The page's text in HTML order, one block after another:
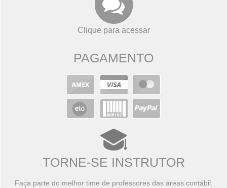
Clique para acessar
PAGAMENTO
TORNE-SE INSTRUTOR
Faça parte do melhor time de professores das áreas contábil,